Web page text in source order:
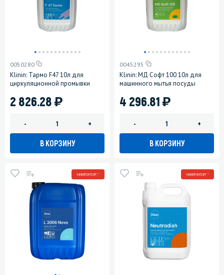
0050280
Klinin: Тармо F47 10л для
циркуляционной промывки
2 826.28)
- +
В КОРЗИНУ
0045295
Klinin: МД Софт 100 10л для
машинного мытья посуды
4 296.81)
- +
В КОРЗИНУ
МИНПРОМТОРГ * МИНПРОМТОРГ *